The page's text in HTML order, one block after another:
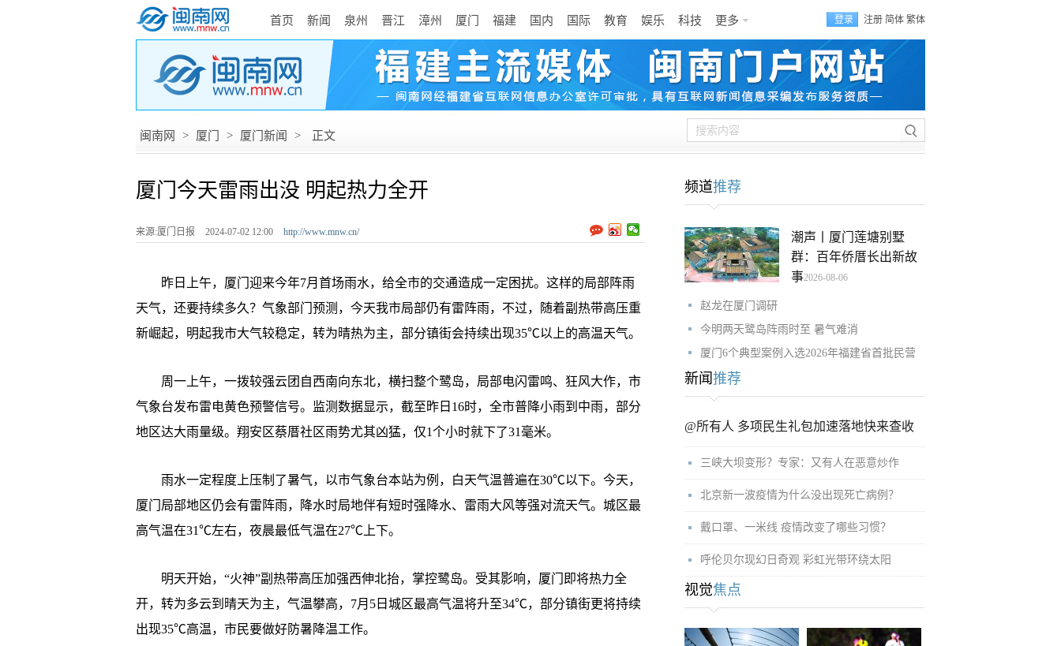
首页 新闻 泉州 晋江 漳州 厦门 福建 国内 国际 教育 娱乐 科技 更多 登录 注册 简体 繁体
闽南网 > 厦门 > 厦门新闻 > 正文
厦门今天雷雨出没 明起热力全开
来源:厦门日报 2024-07-02 12:00 http://www.mnw.cn/
昨日上午，厦门迎来今年7月首场雨水，给全市的交通造成一定困扰。这样的局部阵雨
天气，还要持续多久？气象部门预测，今天我市局部仍有雷阵雨，不过，随着副热带高压重
新崛起，明起我市大气较稳定，转为晴热为主，部分镇街会持续出现35℃以上的高温天气。
周一上午，一拨较强云团自西南向东北，横扫整个鹭岛，局部电闪雷鸣、狂风大作，市
气象台发布雷电黄色预警信号。监测数据显示，截至昨日16时，全市普降小雨到中雨，部分
地区达大雨量级。翔安区蔡厝社区雨势尤其凶猛，仅1个小时就下了31毫米。
雨水一定程度上压制了暑气，以市气象台本站为例，白天气温普遍在30℃以下。今天，
厦门局部地区仍会有雷阵雨，降水时局地伴有短时强降水、雷雨大风等强对流天气。城区最
高气温在31℃左右，夜晨最低气温在27℃上下。
明天开始，“火神”副热带高压加强西伸北抬，掌控鹭岛。受其影响，厦门即将热力全
开，转为多云到晴天为主，气温攀高，7月5日城区最高气温将升至34℃，部分镇街更将持续
出现35℃高温，市民要做好防暑降温工作。
频道推荐
潮声丨厦门莲塘别墅
群：百年侨厝长出新故
事2026-08-06
赵龙在厦门调研
今明两天鹭岛阵雨时至 暑气难消
厦门6个典型案例入选2026年福建省首批民营
新闻 推荐
@所有人 多项民生礼包加速落地快来查收
三峡大坝变形？专家：又有人在恶意炒作
北京新一波疫情为什么没出现死亡病例？
戴口罩、一米线 疫情改变了哪些习惯？
呼伦贝尔现幻日奇观 彩虹光带环绕太阳
视觉焦点